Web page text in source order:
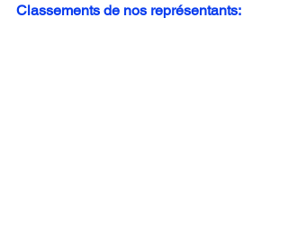
Classements de nos représentants: